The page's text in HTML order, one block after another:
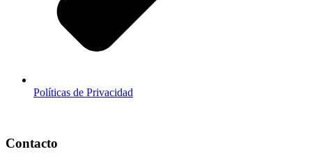
Políticas de Privacidad
Contacto